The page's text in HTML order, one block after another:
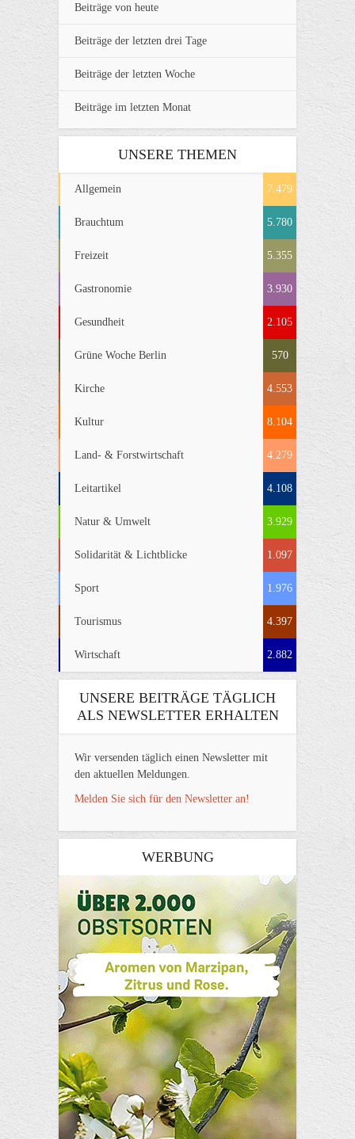
Beiträge von heute
Beiträge der letzten drei Tage
Beiträge der letzten Woche
Beiträge im letzten Monat
UNSERE THEMEN
Allgemein 7.479
Brauchtum 5.780
Freizeit 5.355
Gastronomie 3.930
Gesundheit 2.105
Grüne Woche Berlin 570
Kirche 4.553
Kultur 8.104
Land- & Forstwirtschaft 4.279
Leitartikel 4.108
Natur & Umwelt 3.929
Solidarität & Lichtblicke 1.097
Sport 1.976
Tourismus 4.397
Wirtschaft 2.882
UNSERE BEITRÄGE TÄGLICH
ALS NEWSLETTER ERHALTEN
Wir versenden täglich einen Newsletter mit
den aktuellen Meldungen.
Melden Sie sich für den Newsletter an!
WERBUNG